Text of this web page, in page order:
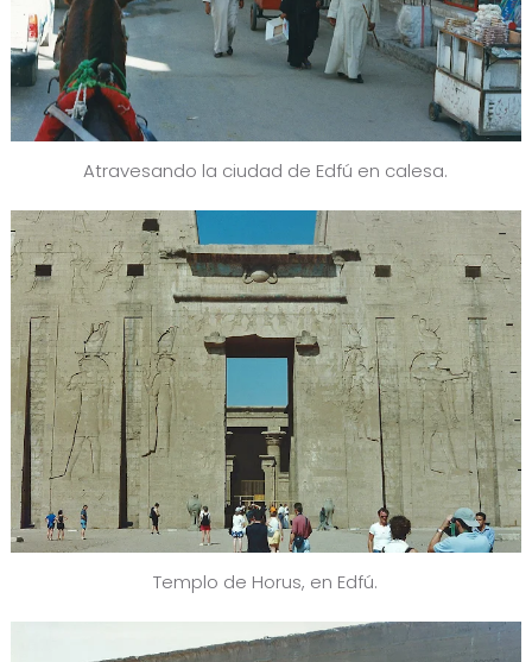
Atravesando la ciudad de Edfú en calesa.
Templo de Horus, en Edfú.